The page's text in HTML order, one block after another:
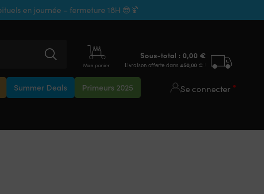
en journée – fermeture 18H 😎🍹
Mon panier
Sous-total : 0,00 €
Livraison offerte dans 450,00 € !
Summer Deals Primeurs 2025 Se connecter